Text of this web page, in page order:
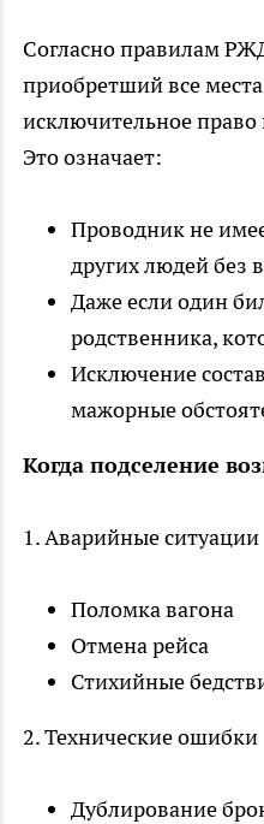
Согласно правилам
приобретший все
исключительное право
Это означает:
Проводник не
других людей без
Даже если один
родственника,
Исключение
мажорные
Когда подселение
1. Аварийные ситуации
Поломка вагона
Отмена рейса
Стихийные
2. Технические ошибки
Дублирование